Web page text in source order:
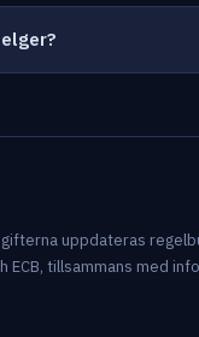
uppdateras
ECB, tillsammans med